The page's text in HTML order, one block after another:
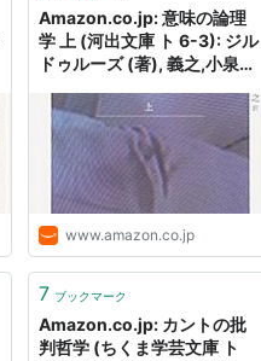
Amazon.co.jp: 意味の論理
学 上 (河出文庫 ト 6-3): ジル
ドゥルーズ (著), 義之,小泉
名): 本
www.amazon.co.jp
7 ブックマーク
Amazon.co.jp: カントの批
判哲学 (ちくま学芸文庫 ト